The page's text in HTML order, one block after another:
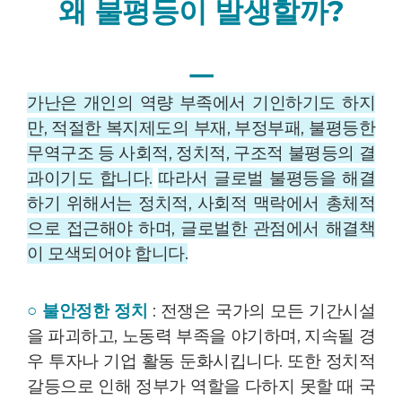
왜 불평등이 발생할까?
ㅡ
가난은 개인의 역량 부족에서 기인하기도 하지
만, 적절한 복지제도의 부재, 부정부패, 불평등한
무역구조 등 사회적, 정치적, 구조적 불평등의 결
과이기도 합니다. 따라서 글로벌 불평등을 해결
하기 위해서는 정치적, 사회적 맥락에서 총체적
으로 접근해야 하며, 글로벌한 관점에서 해결책
이 모색되어야 합니다.
○ 불안정한 정치 : 전쟁은 국가의 모든 기간시설
을 파괴하고, 노동력 부족을 야기하며, 지속될 경
우 투자나 기업 활동 둔화시킵니다. 또한 정치적
갈등으로 인해 정부가 역할을 다하지 못할 때 국